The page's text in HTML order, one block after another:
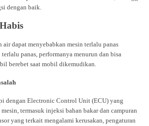
dengan baik.
air dapat menyebabkan mesin terlalu panas
panas, performanya menurun dan bisa
berebet saat mobil dikemudikan.
dengan Electronic Control Unit (ECU) yang
termasuk injeksi bahan bakar dan campuran
yang terkait mengalami kerusakan, pengaturan